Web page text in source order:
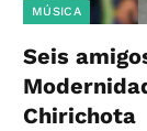
MÚSICA
Seis
Chirichota